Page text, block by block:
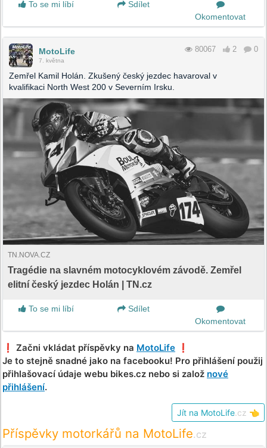
To se mi líbí
Sdílet
Okomentovat
MotoLife
7. května
80067 2 0
Zemřel Kamil Holán. Zkušený český jezdec havaroval v
kvalifikaci North West 200 v Severním Irsku.
TN.NOVA.CZ
Tragédie na slavném motocyklovém závodě. Zemřel
elitní český jezdec Holán | TN.cz
To se mi líbí
Sdílet
Okomentovat
❗️ Začni vkládat příspěvky na MotoLife ❗️
Je to stejně snadné jako na facebooku! Pro přihlášení použij
přihlašovací údaje webu bikes.cz nebo si založ nové
přihlášení.
Jít na MotoLife.cz 👈
Příspěvky motorkářů na MotoLife.cz